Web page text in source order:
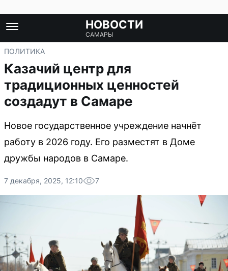
НОВОСТИ
САМАРЫ
ПОЛИТИКА
Казачий центр для
традиционных ценностей
создадут в Самаре
Новое государственное учреждение начнёт
работу в 2026 году. Его разместят в Доме
дружбы народов в Самаре.
7 декабря, 2025, 12:10 7